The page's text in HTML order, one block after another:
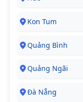
Kon Tum
Quảng Bình
Quảng Ngãi
Đà Nẵng